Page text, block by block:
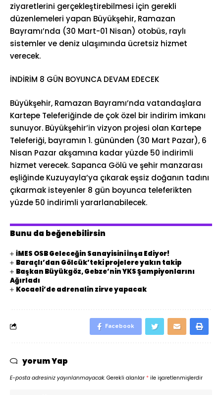
ziyaretlerini gerçekleştirebilmesi için gerekli
düzenlemeleri yapan Büyükşehir, Ramazan
Bayramı’nda (30 Mart-01 Nisan) otobüs, raylı
sistemler ve deniz ulaşımında ücretsiz hizmet
verecek.
İNDİRİM 8 GÜN BOYUNCA DEVAM EDECEK
Büyükşehir, Ramazan Bayramı’nda vatandaşlara
Kartepe Teleferiğinde de çok özel bir indirim imkanı
sunuyor. Büyükşehir’in vizyon projesi olan Kartepe
Teleferiği, bayramın 1. gününden (30 Mart Pazar), 6
Nisan Pazar akşamına kadar yüzde 50 indirimli
hizmet verecek. Sapanca Gölü ve şehir manzarası
eşliğinde Kuzuyayla’ya çıkarak eşsiz doğanın tadını
çıkarmak isteyenler 8 gün boyunca teleferikten
yüzde 50 indirimli yararlanabilecek.
Bunu da beğenebilirsin
İMES OSB Geleceğin Sanayisini İnşa Ediyor!
Baraçlı’dan Gölcük’teki projelere yakın takip
Başkan Büyükgöz, Gebze’nin YKS Şampiyonlarını
Ağırladı
Kocaeli’de adrenalin zirve yapacak
Facebook
yorum Yap
E-posta adresiniz yayınlanmayacak. Gerekli alanlar * ile işaretlenmişlerdir